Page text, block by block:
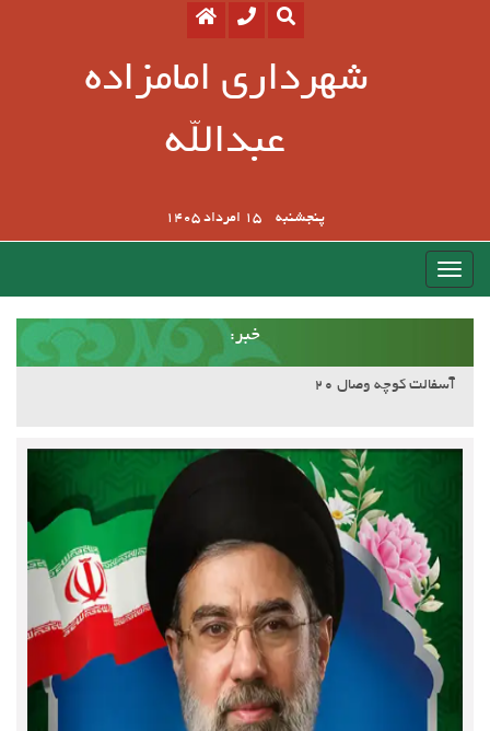
شهرداری امامزاده
عبدالله
پنجشنبه 15 امرداد 1405
:خبر
آسفالت کوچه وصال ۲۰